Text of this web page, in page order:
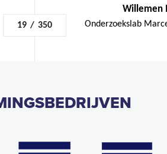
19 / 350
Willemen
Onderzoekslab